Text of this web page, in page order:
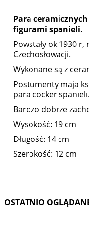
Para
figurami spanieli.
Powstały ok 1930
Czechosłowacji.
Wykonane są z
Postumenty maja
para cocker spanieli.
Bardzo dobrze
Wysokość: 19 cm
Długość: 14 cm
Szerokość: 12 cm
OSTATNIO